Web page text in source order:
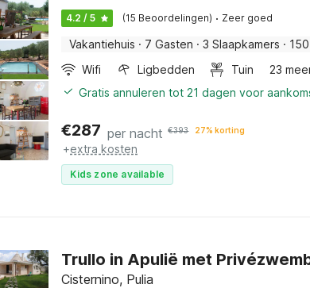
4.2 / 5 (15 Beoordelingen) · Zeer goed
Vakantiehuis · 7 Gasten · 3 Slaapkamers ·
Wifi
Ligbedden Tuin
23
Gratis annuleren tot 21 dagen voor
€287 per nacht €393 27% korting
+extra kosten
Kids zone available
Trullo in Apulië met
Cisternino, Pulia